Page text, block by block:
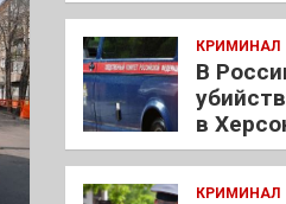
КРИМИНАЛ
В
в
КРИМИНАЛ